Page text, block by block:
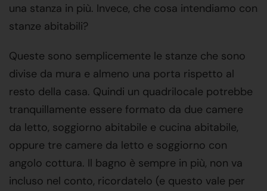
una stanza in più. Invece, che cosa intendiamo con
stanze abitabili?
Queste sono semplicemente le stanze che sono
divise da mura e almeno una porta rispetto al
resto della casa. Quindi un quadrilocale potrebbe
tranquillamente essere formato da due camere
da letto, soggiorno abitabile e cucina abitabile,
oppure tre camere da letto e soggiorno con
angolo cottura. Il bagno è sempre in più, non va
incluso nel conto, ricordatelo (e questo vale per